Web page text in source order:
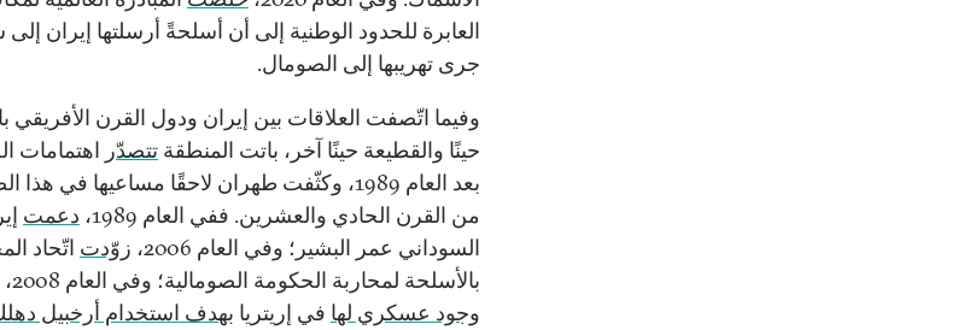
العابرة للحدود الوطنية إلى أن أسلحةً أرسلتها إيران إلى
جرى تهريبها إلى الصومال.
وفيما اتّصفت العلاقات بين إيران ودول القرن الأفريقي
حينًا والقطيعة حينًا آخر، باتت المنطقة تتصدّر اهتمامات
بعد العام 1989، وكثّفت طهران لاحقًا مساعيها في
من القرن الحادي والعشرين. ففي العام 1989،
دعمت
السوداني عمر البشير؛ وفي العام 2006،
زوّدت اتّحاد
بالأسلحة لمحاربة الحكومة الصومالية؛ وفي العام 2008،
وجود عسكري لها في إريتريا بهدف استخدام أرخبيل